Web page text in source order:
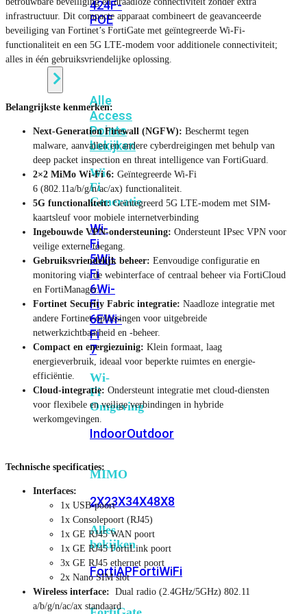
424F-
POE
WiFi
Alle
Access
Points
bekijken
Wi-
Fi
Generatie
Wi-
Fi
5Wi-
Fi
6Wi-
Fi
6EWi-
Fi
7
Wi-
Fi
Omgeving
IndoorOutdoor
MIMO
2X23X34X48X8
Alles
bekijken
FortiAPFortiWiFi
infrastructuur. Dit compacte apparaat combineert de geavanceerde
beveiliging van Fortinet’s FortiGate met geïntegreerde Wi-Fi-
functionaliteit en een 5G LTE-modem voor additionele connectiviteit;
alles in één gebruiksvriendelijke oplossing.
Belangrijkste kenmerken:
Next-Generation Firewall (NGFW): Beschermt tegen
malware, aanvallen en andere cyberdreigingen met behulp van
deep packet inspection en threat intelligence van FortiGuard.
2×2 MiMo Wi-Fi 6: Geïntegreerde Wi-Fi
6 (802.11a/b/g/n/ac/ax) functionaliteit.
5G functionaliteit:Geïntegreerd 5G LTE-modem met SIM-
kaartsleuf voor mobiele internetverbinding
Ingebouwde VPN-ondersteuning: Ondersteunt IPsec VPN voor
veilige externe toegang.
Gebruiksvriendelijk beheer: Eenvoudige configuratie en
monitoring via de webinterface of centraal beheer via FortiCloud
en FortiManager.
Fortinet Security Fabric integratie: Naadloze integratie met
andere Fortinet-oplossingen voor uitgebreide
netwerkzichtbaarheid en -beheer.
Compact en energiezuinig: Klein formaat, laag
energieverbruik, ideaal voor beperkte ruimtes en energie-
efficiëntie.
Cloud-integratie: Ondersteunt integratie met cloud-diensten
voor flexibele en veilige verbindingen in hybride
werkomgevingen.
Technische specificaties:
Interfaces:
1x USB-poort
1x Consolepoort (RJ45)
1x GE RJ45 WAN poort
1x GE RJ45 FortiLink poort
3x GE RJ45 ethernet poort
2x Nano SIM slot
Wireless interface: Dual radio (2.4GHz/5GHz) 802.11
a/b/g/n/ac/ax standaard